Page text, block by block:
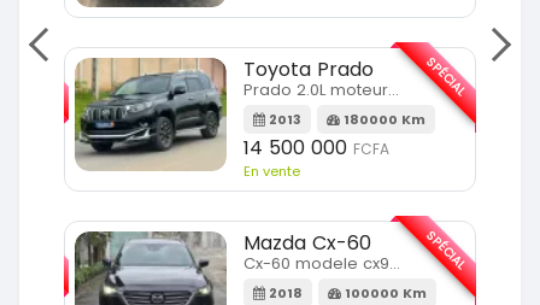
SPÉCIAL Toyota Prado
Prado 2.0L moteur d4d
2013 180000 Km
14 500 000 FCFA
En vente
SPÉCIAL
Mazda Cx-60
Cx-60 modele cx9 full option
2018 100000 Km
SPÉCIAL